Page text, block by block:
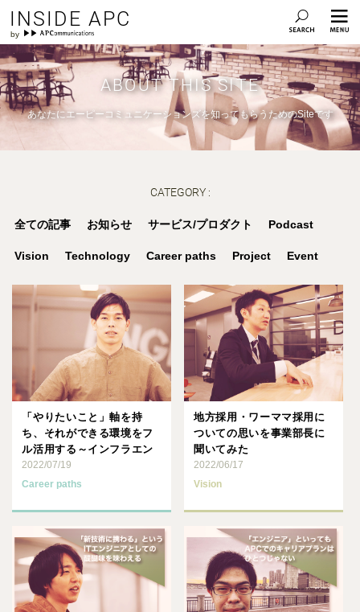
INSIDE APC
ABOUT THIS SITE
あなたにエーピーコミュニケーションズを知ってもらうためのSiteです
CATEGORY :
全ての記事 お知らせ サービス/プロダクト Podcast
Vision Technology Career paths Project Event
「やりたいこと」軸を持
ち、それができる環境をフ
ル活用する～インフラエン
ジニアを経て、念願のソフ
トウェ･･･
2022/07/19
Career paths
地方採用・ワーママ採用に
ついての思いを事業部長に
聞いてみた
2022/06/17
Vision